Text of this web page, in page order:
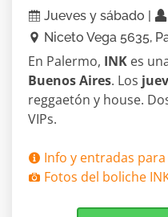
Jueves y sábado |
Niceto Vega 5635,
En Palermo, INK es
Buenos Aires. Los
reggaetón y house.
VIPs.
Info y entradas
Fotos del boliche